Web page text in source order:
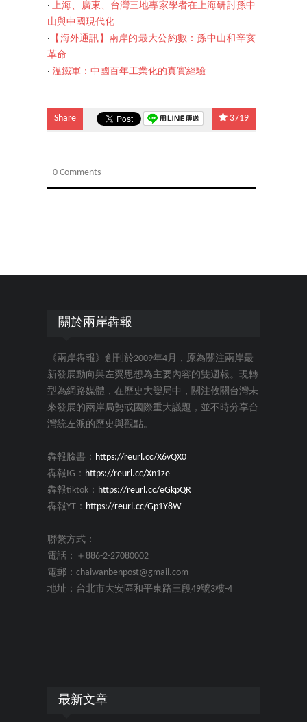
‧上海、廣東、台灣三地專家學者在上海研討孫中
山與中國現代化
‧ 【海外通訊】兩岸的最大公約數：孫中山和辛亥
革命
‧ 溫鐵軍：中國百年工業化的真實經驗
Share 3719
0 Comments
關於兩岸犇報
《兩岸犇報》創刊於2009年4月，原為關注兩岸最
新發展動向與左翼思想為主要內容的雙週報。現轉
型為網路媒體，在歷史大變局中，關注攸關台灣未
來發展的兩岸局勢或國際重大議題，並不時分享台
灣統左派的歷史與觀點。
犇報臉書： https://reurl.cc/X6vQX0
犇報IG： https://reurl.cc/Xn1ze
犇報tiktok： https://reurl.cc/eGkpQR
犇報YT： https://reurl.cc/Gp1Y8W
聯繫方式：
電話：＋886-2-27080002
電郵：chaiwanbenpost@gmail.com
地址：台北市大安區和平東路三段49號3樓-4
最新文章